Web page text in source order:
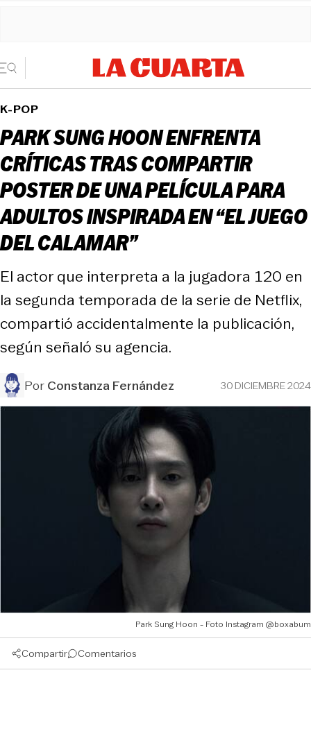
K-POP
PARK SUNG HOON ENFRENTA
CRÍTICAS TRAS COMPARTIR
POSTER DE UNA PELÍCULA PARA
ADULTOS INSPIRADA EN “EL JUEGO
DEL CALAMAR”
El actor que interpreta a la jugadora 120 en
la segunda temporada de la serie de Netflix,
compartió accidentalmente la publicación,
según señaló su agencia.
PorConstanza Fernández 30 DICIEMBRE 2024
Park Sung Hoon - Foto Instagram @boxabum
Compartir Comentarios